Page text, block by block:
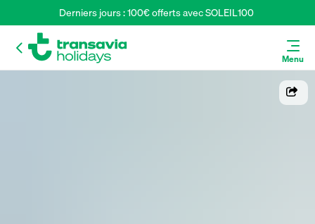
Derniers jours : 100€ offerts avec SOLEIL100
Menu